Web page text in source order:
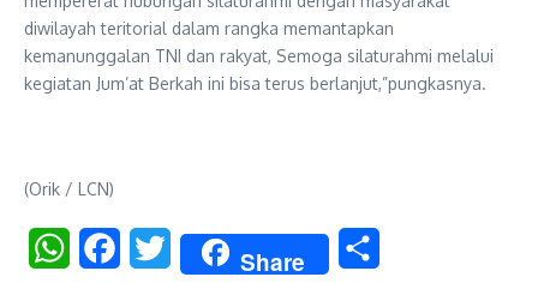
diwilayah teritorial dalam rangka memantapkan
kemanunggalan TNI dan rakyat, Semoga silaturahmi melalui
kegiatan Jum’at Berkah ini bisa terus berlanjut,”pungkasnya.
(Orik / LCN)
WhatsAppFacebookTwitter Share